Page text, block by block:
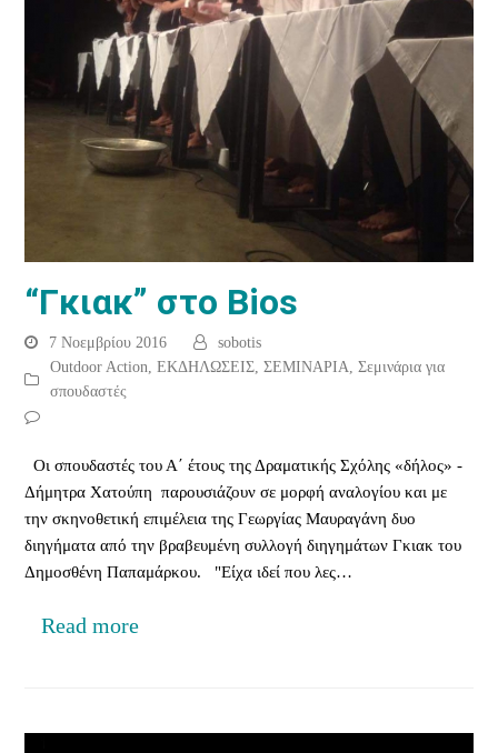
“Γκιακ” στο Bios
7 Νοεμβρίου 2016
sobotis
Outdoor Action,ΕΚΔΗΛΩΣΕΙΣ,ΣΕΜΙΝΑΡΙΑ,Σεμινάρια για
σπουδαστές
Οι σπουδαστές του Α΄ έτους της Δραματικής Σχόλης «δήλος» -
Δήμητρα Χατούπη παρουσιάζουν σε μορφή αναλογίου και με
την σκηνοθετική επιμέλεια της Γεωργίας Μαυραγάνη δυο
διηγήματα από την βραβευμένη συλλογή διηγημάτων Γκιακ του
Δημοσθένη Παπαμάρκου. "Είχα ιδεί που λες…
Read more